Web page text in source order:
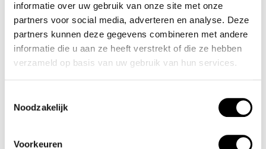
informatie over uw gebruik van onze site met onze
partners voor social media, adverteren en analyse. Deze
partners kunnen deze gegevens combineren met andere
informatie die u aan ze heeft verstrekt of die ze hebben
verzameld op basis van uw gebruik van hun services.
Noodzakelijk
Voorkeuren
Waterdichtheid 10ATM
Dit horloge is bestand tegen water bij het zwemmen en
douchen. Dit horloge is niet bestand tegen (grote)